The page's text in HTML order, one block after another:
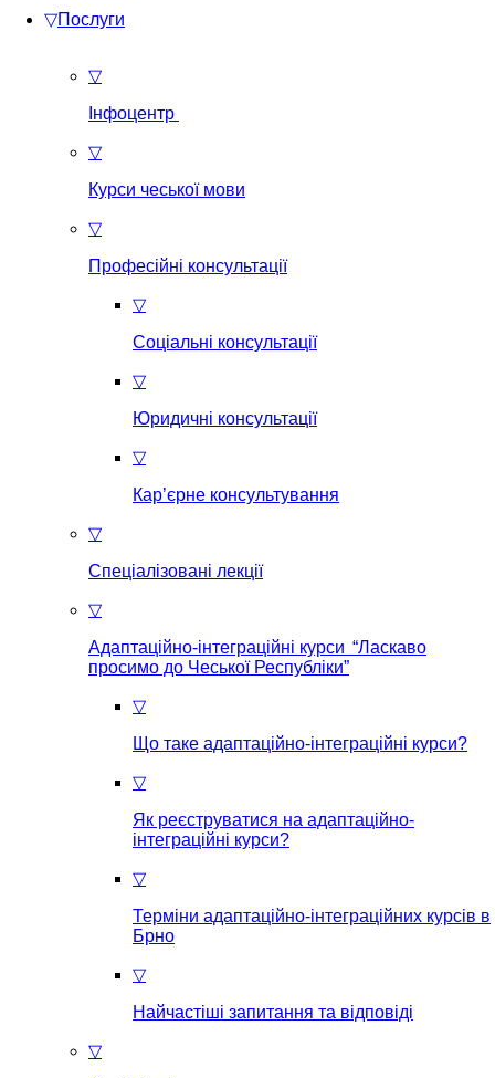
▽Послуги
▽
Інфоцентр
▽
Курси чеської мови
▽
Професійні консультації
▽
Соціальні консультації
▽
Юридичні консультації
▽
Кар’єрне консультування
▽
Спеціалізовані лекції
▽
Адаптаційно-інтеграційні курси “Ласкаво
просимо до Чеської Республіки”
▽
Що таке aдаптаційно-інтеграційні курси?
▽
Як реєструватися на aдаптаційно-
інтеграційні курси?
▽
Терміни адаптаційно-інтеграційних курсів в
Брно
▽
Найчастіші запитання та відповіді
▽